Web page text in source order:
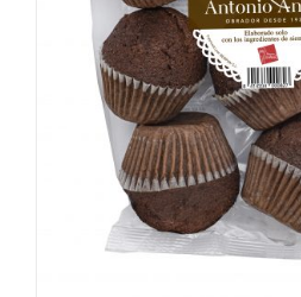
Magdalena con cacao